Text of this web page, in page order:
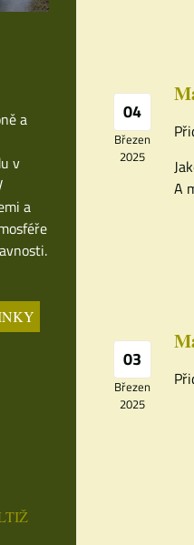
04
Březen
2025
A
03
Březen
2025
a
v
a